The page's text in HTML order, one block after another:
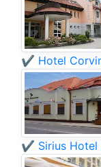
✔️ Hotel
✔️ Sirius Hotel